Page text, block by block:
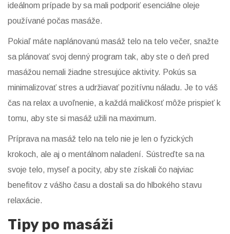
ideálnom prípade by sa mali podporiť esenciálne oleje
používané počas masáže.
Pokiaľ máte naplánovanú masáž telo na telo večer, snažte
sa plánovať svoj denný program tak, aby ste o deň pred
masážou nemali žiadne stresujúce aktivity. Pokús sa
minimalizovať stres a udržiavať pozitívnu náladu. Je to váš
čas na relax a uvoľnenie, a každá maličkosť môže prispieť k
tomu, aby ste si masáž užili na maximum.
Príprava na masáž telo na telo nie je len o fyzických
krokoch, ale aj o mentálnom naladení. Sústreďte sa na
svoje telo, myseľ a pocity, aby ste získali čo najviac
benefitov z vášho času a dostali sa do hlbokého stavu
relaxácie.
Tipy po masáži